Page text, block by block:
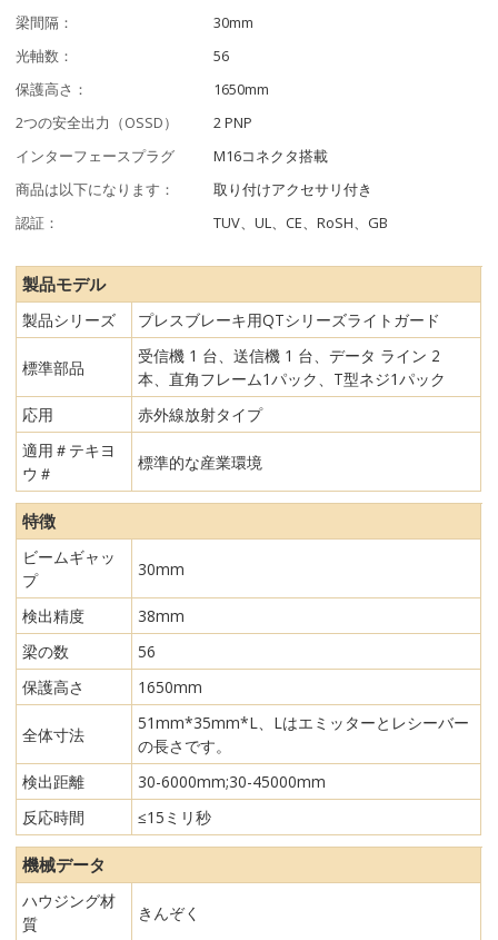
梁間隔：
30mm
光軸数：
56
保護高さ：
1650mm
2つの安全出力（OSSD）
2 PNP
インターフェースプラグ
M16コネクタ搭載
商品は以下になります：
取り付けアクセサリ付き
認証：
TUV、UL、CE、RoSH、GB
製品モデル
製品シリーズ プレスブレーキ用QTシリーズライトガード
標準部品
受信機 1 台、送信機 1 台、データ ライン 2
本、直角フレーム1パック、T型ネジ1パック
応用
赤外線放射タイプ
適用＃テキヨ
ウ＃
標準的な産業環境
特徴
ビームギャッ
プ
30mm
検出精度
38mm
梁の数
56
保護高さ
1650mm
全体寸法
51mm*35mm*L、Lはエミッターとレシーバー
の長さです。
検出距離
30-6000mm;30-45000mm
反応時間
≤15ミリ秒
機械データ
ハウジング材
質
きんぞく